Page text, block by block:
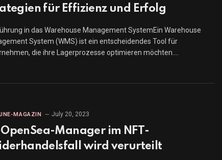
für Effizienz und Erfolg
in das Warehouse Management SystemEin Warehouse
System (WMS) ist ein entscheidendes Tool für
die ihre Lagerprozesse optimieren möchten.…
MAGAZIN July 20, 2023
OpenSea-Manager im NFT-
wird verurteilt